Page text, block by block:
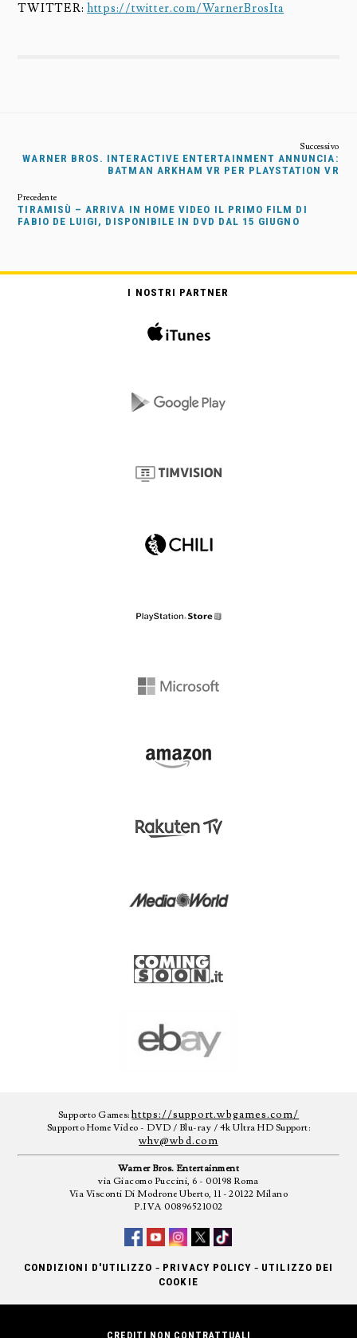
TWITTER:https://twitter.com/WarnerBrosIta
WARNER BROS. INTERACTIVE ENTERTAINMENT ANNUNCIA:
BATMAN ARKHAM VR PER PLAYSTATION VR
TIRAMISÙ – ARRIVA IN HOME VIDEO IL PRIMO FILM DI
FABIO DE LUIGI, DISPONIBILE IN DVD DAL 15 GIUGNO
I NOSTRI PARTNER
Supporto Games:https://support.wbgames.com/
Supporto Home Video - DVD / Blu-ray / 4k Ultra HD Support:
whv@wbd.com
Warner Bros. Entertainment
via Giacomo Puccini, 6 - 00198 Roma
Via Visconti Di Modrone Uberto, 11 - 20122 Milano
P.IVA 00896521002
CONDIZIONI D'UTILIZZO - PRIVACY POLICY - UTILIZZO DEI
COOKIE
CREDITI NON CONTRATTUALI